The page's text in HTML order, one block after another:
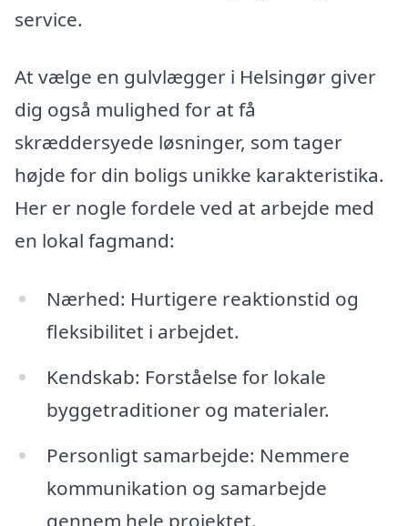
service.
At vælge en gulvlægger i Helsingør giver
dig også mulighed for at få
skræddersyede løsninger, som tager
højde for din boligs unikke karakteristika.
Her er nogle fordele ved at arbejde med
en lokal fagmand:
Nærhed: Hurtigere reaktionstid og
fleksibilitet i arbejdet.
Kendskab: Forståelse for lokale
byggetraditioner og materialer.
Personligt samarbejde: Nemmere
kommunikation og samarbejde
gennem hele projektet.